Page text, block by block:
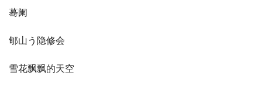
蓦阑
郇山う隐修会
雪花飘飘的天空